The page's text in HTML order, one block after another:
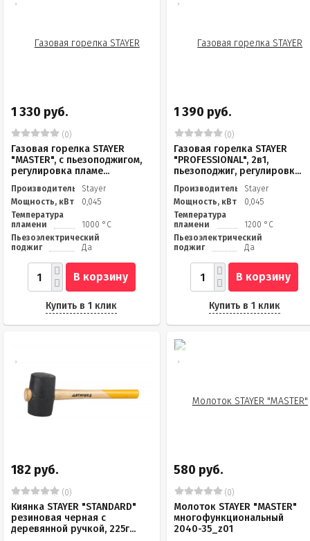
1 330 руб.
(0)
Газовая горелка STAYER
"MASTER", с пьезоподжигом,
регулировка пламе...
Производитель
Stayer
Мощность, кВт
0,045
Температура
пламени
1000 °С
Пьезоэлектрический
поджиг
Да
В корзину
Купить в 1 клик
1 390 руб.
(0)
Газовая горелка STAYER
"PROFESSIONAL", 2в1,
пьезоподжиг, регулировк...
Производитель
Stayer
Мощность, кВт
0,045
Температура
пламени
1200 °С
Пьезоэлектрический
поджиг
Да
В корзину
Купить в 1 клик
182 руб.
(0)
Киянка STAYER "STANDARD"
резиновая черная с
деревянной ручкой, 225г...
580 руб.
(0)
Молоток STAYER "MASTER"
многофункциональный
2040-35_z01